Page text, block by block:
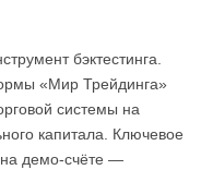
бэктестинга.
«Мир Трейдинга»
системы на
капитала. Ключевое
демо-счёте —